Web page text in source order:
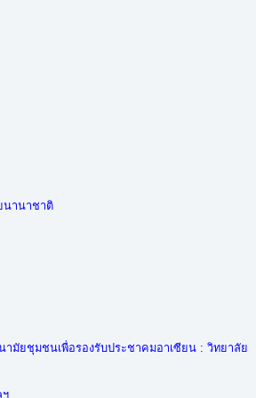
นานาชาติ
มัยชุมชนเพื่อรองรับประชาคมอาเซียน : วิทยาลัย